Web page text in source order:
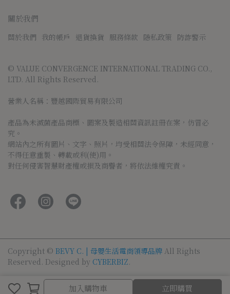
加入購物車 立即購買
關於我們
關於我們 我的帳戶 退貨換貨 服務條款 隱私政策 防詐警示
© VALUE CONVERGENCE INTERNATIONAL TRADING CO.,
LTD. All Rights Reserved.
營業人名稱：豐越國際貿易有限公司
產品為未滅菌產品商標、圖案及製造相關資訊註冊在案，仿冒必
究。
網站內之所有圖片、文字、照片，均受相關法令保障，未經同意，
不得任意重製、轉載或利(使)用。
對任何侵害智慧財產權或損及商譽者，將依法維權究責。
Copyright © BEVY C. | 母嬰生活電商領導品牌 All Rights
Reserved. Designed by CYBERBIZ.